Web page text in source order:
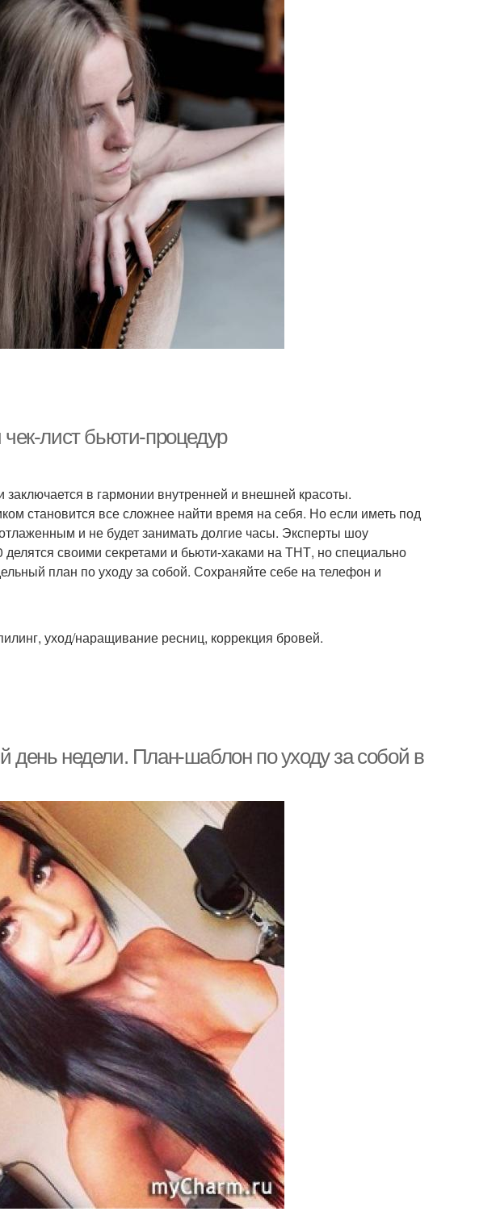
лист бьюти-процедур
в гармонии внутренней и внешней красоты.
становится все сложнее найти время на себя. Но если иметь под
и не будет занимать долгие часы. Эксперты шоу
делятся своими секретами и бьюти-хаками на ТНТ, но специально
план по уходу за собой. Сохраняйте себе на телефон и
уход/наращивание ресниц, коррекция бровей.
день недели. План-шаблон по уходу за собой в